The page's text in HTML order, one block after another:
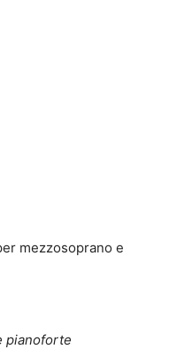
mezzosoprano e
pianoforte